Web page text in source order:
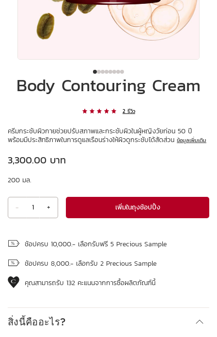
Body Contouring Cream
2 รีวิว
ครีมกระชับผิวกายช่วยปรับสภาพและกระชับผิวในผู้หญิงวัยก่อน 50 ปี
พร้อมมีประสิทธิภาพในการดูแลเรือนร่างให้ผิวดูกระชับได้สัดส่วน ข้อมูลเพิ่มเติม
ราคาปัจจุบัน 3,300.00 บาท
3,300.00 บาท
200 มล.
- 1 + เพิ่มในถุงช้อปปิ้ง
ช้อปครบ 10,000.- เลือกรับฟรี 5 Precious Sample
ช้อปครบ 8,000.- เลือกรับ 2 Precious Sample
คุณสามารถรับ 132 คะแนนจากการซื้อผลิตภัณฑ์นี้
สิ่งนี้คืออะไร?